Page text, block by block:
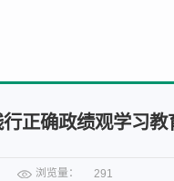
正确政绩观学习教
浏览量： 291